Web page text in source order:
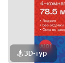
3D-тур